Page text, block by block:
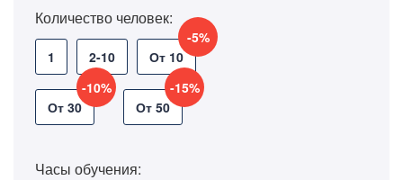
Количество человек:
1 2-10 От 10
-5%
От 30
-10%
От 50
-15%
Часы обучения: